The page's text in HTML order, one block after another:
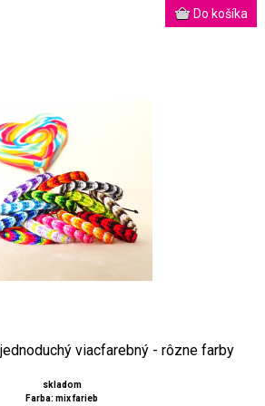
viacfarebný - rôzne farby
skladom
Farba: mix farieb